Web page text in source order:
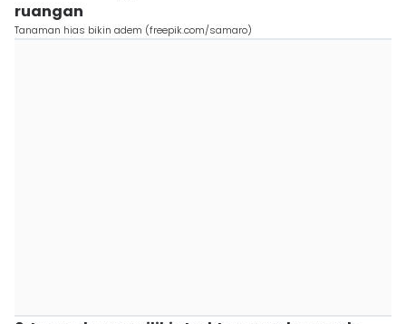
ruangan
Tanaman hias bikin adem (freepik.com/samaro)